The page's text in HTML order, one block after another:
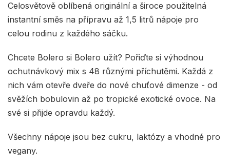
Celosvětově oblíbená originální a široce použitelná
instantní směs na přípravu až 1,5 litrů nápoje pro
celou rodinu z každého sáčku.
Chcete Bolero si Bolero užít? Pořiďte si výhodnou
ochutnávkový mix s 48 různými příchutěmi. Každá z
nich vám otevře dveře do nové chuťové dimenze - od
svěžích bobulovin až po tropické exotické ovoce. Na
své si přijde opravdu každý.
Všechny nápoje jsou bez cukru, laktózy a vhodné pro
vegany.